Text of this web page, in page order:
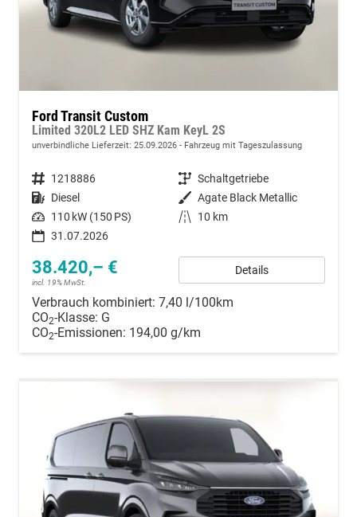
Ford Transit Custom
Limited 320L2 LED SHZ Kam KeyL 2S
unverbindliche Lieferzeit: 25.09.2026 Fahrzeug mit Tageszulassung
Fahrzeugnummer 1218886 Getriebe Schaltgetriebe
Kraftstoff Diesel Außenfarbe Agate Black Metallic
Leistung 110 kW (150 PS) Kilometerstand
10 km
31.07.2026
38.420,– €
incl. 19% MwSt.
Details
Verbrauch kombiniert: 7,40 l/100km
CO2-Klasse: G
CO2-Emissionen: 194,00 g/km